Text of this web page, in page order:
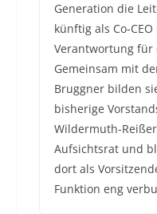
Generation die
künftig als Co-
Verantwortung für
Gemeinsam mit
Bruggner bilden
bisherige
Wildermuth-
Aufsichtsrat und
dort als
Funktion eng